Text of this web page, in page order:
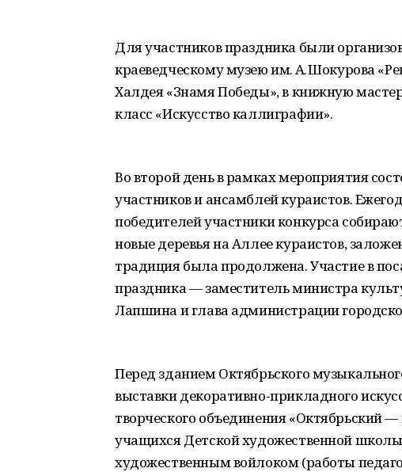
Для участников праздника были
краеведческому музею им. А. Шокурова
Халдея «Знамя Победы», в книжную
класс «Искусство каллиграфии».
Во второй день в рамках мероприятия
участников и ансамблей кураистов.
победителей участники конкурса
новые деревья на Аллее кураистов,
традиция была продолжена. Участие в
праздника — заместитель министра
Лапшина и глава администрации
Перед зданием Октябрьского
выставки декоративно-прикладного
творческого объединения «Октябрьский
учащихся Детской художественной
художественным войлоком (работы